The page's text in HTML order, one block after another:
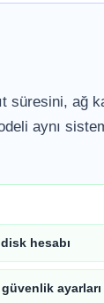
süresini, ağ
aynı
hesabı
ayarları